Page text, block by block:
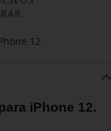
12
iPhone 12.